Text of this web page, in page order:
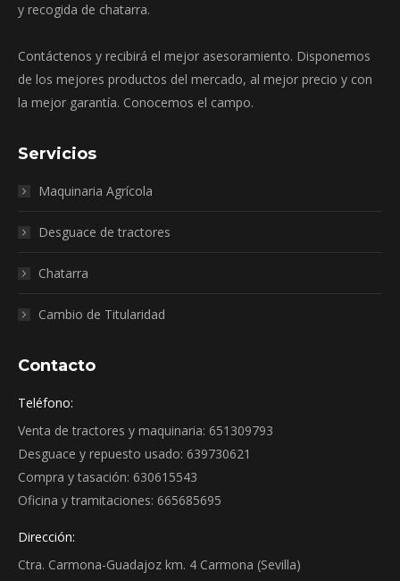
y recogida de chatarra.
Contáctenos y recibirá el mejor asesoramiento. Disponemos
de los mejores productos del mercado, al mejor precio y con
la mejor garantía. Conocemos el campo.
Servicios
Maquinaria Agrícola
Desguace de tractores
Chatarra
Cambio de Titularidad
Contacto
Teléfono:
Venta de tractores y maquinaria: 651309793
Desguace y repuesto usado: 639730621
Compra y tasación: 630615543
Oficina y tramitaciones: 665685695
Dirección:
Ctra. Carmona-Guadajoz km. 4 Carmona (Sevilla)